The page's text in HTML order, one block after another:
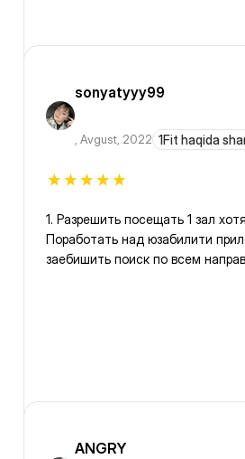
sonyatyyy99
, Avgust, 2022 1Fit haqida
1. Разрешить посещать 1 зал хотя
Поработать над юзабилити
заебишить поиск по всем
ANGRY